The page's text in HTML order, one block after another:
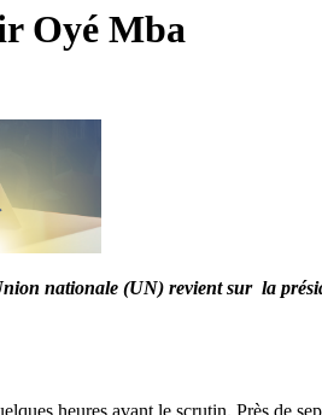
Oyé Mba
nationale (UN) revient sur la
heures avant le scrutin. Près de